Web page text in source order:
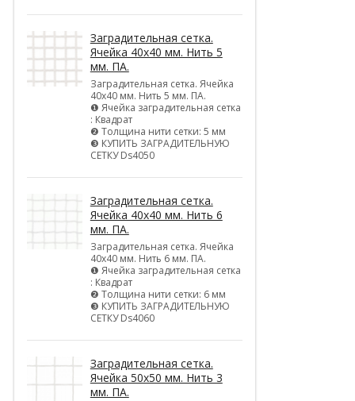
Заградительная сетка.
Ячейка 40х40 мм. Нить 5
мм. ПА.
Заградительная сетка. Ячейка
40х40 мм. Нить 5 мм. ПА.
❶ Ячейка заградительная сетка
: Квадрат
❷ Толщина нити сетки: 5 мм
❸ КУПИТЬ ЗАГРАДИТЕЛЬНУЮ
СЕТКУ Ds4050
Заградительная сетка.
Ячейка 40х40 мм. Нить 6
мм. ПА.
Заградительная сетка. Ячейка
40х40 мм. Нить 6 мм. ПА.
❶ Ячейка заградительная сетка
: Квадрат
❷ Толщина нити сетки: 6 мм
❸ КУПИТЬ ЗАГРАДИТЕЛЬНУЮ
СЕТКУ Ds4060
Заградительная сетка.
Ячейка 50х50 мм. Нить 3
мм. ПА.